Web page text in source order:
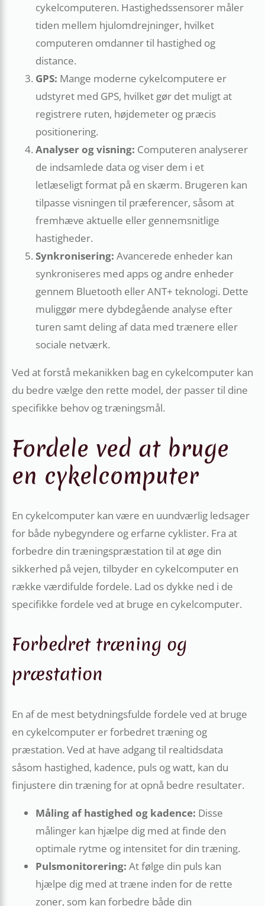
cykelcomputeren. Hastighedssensorer måler
tiden mellem hjulomdrejninger, hvilket
computeren omdanner til hastighed og
distance.
GPS: Mange moderne cykelcomputere er
udstyret med GPS, hvilket gør det muligt at
registrere ruten, højdemeter og præcis
positionering.
Analyser og visning: Computeren analyserer
de indsamlede data og viser dem i et
letlæseligt format på en skærm. Brugeren kan
tilpasse visningen til præferencer, såsom at
fremhæve aktuelle eller gennemsnitlige
hastigheder.
Synkronisering: Avancerede enheder kan
synkroniseres med apps og andre enheder
gennem Bluetooth eller ANT+ teknologi. Dette
muliggør mere dybdegående analyse efter
turen samt deling af data med trænere eller
sociale netværk.
Ved at forstå mekanikken bag en cykelcomputer kan
du bedre vælge den rette model, der passer til dine
specifikke behov og træningsmål.
Fordele ved at bruge
en cykelcomputer
En cykelcomputer kan være en uundværlig ledsager
for både nybegyndere og erfarne cyklister. Fra at
forbedre din træningspræstation til at øge din
sikkerhed på vejen, tilbyder en cykelcomputer en
række værdifulde fordele. Lad os dykke ned i de
specifikke fordele ved at bruge en cykelcomputer.
Forbedret træning og
præstation
En af de mest betydningsfulde fordele ved at bruge
en cykelcomputer er forbedret træning og
præstation. Ved at have adgang til realtidsdata
såsom hastighed, kadence, puls og watt, kan du
finjustere din træning for at opnå bedre resultater.
Måling af hastighed og kadence: Disse
målinger kan hjælpe dig med at finde den
optimale rytme og intensitet for din træning.
Pulsmonitorering: At følge din puls kan
hjælpe dig med at træne inden for de rette
zoner, som kan forbedre både din